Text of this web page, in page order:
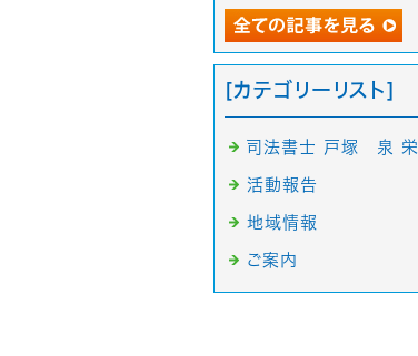
[カテゴリーリスト]
司法書士 戸塚 泉 栄
活動報告
地域情報
ご案内